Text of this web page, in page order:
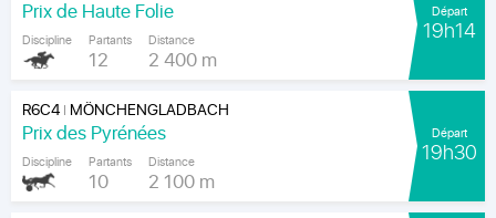
Prix de Haute Folie
Discipline Partants
12
Distance
2 400 m
Départ
19h14
R6C4| MÖNCHENGLADBACH
Prix des Pyrénées
Discipline Partants
10
Distance
2 100 m
Départ
19h30